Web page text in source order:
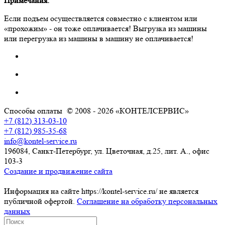
Если подъем осуществляется совместно с клиентом или
«прохожим» - он тоже оплачивается! Выгрузка из машины
или перегрузка из машины в машину не оплачивается!
Способы оплаты © 2008 - 2026 «КОНТЕЛСЕРВИС»
+7 (812) 313-03-10
+7 (812) 985-35-68
info@kontel-service.ru
196084, Санкт-Петербург, ул. Цветочная, д.25, лит. А., офис
103-3
Создание и продвижение сайта
Информация на сайте https://kontel-service.ru/ не является
публичной офертой. Соглашение на обработку персональных
данных